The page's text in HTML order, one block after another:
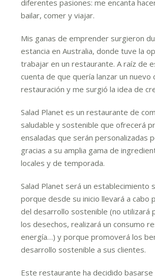
diferentes pasiones: me encanta
bailar, comer y viajar.
Mis ganas de emprender surgieron
estancia en Australia, donde tuve la
trabajar en un restaurante. A raíz de
cuenta de que quería lanzar un nuevo
restauración y me surgió la idea de
Salad Planet es un restaurante de
saludable y sostenible que ofrecerá
ensaladas que serán personalizadas
gracias a su amplia gama de
locales y de temporada.
Salad Planet será un establecimiento
porque desde su inicio llevará a cabo
del desarrollo sostenible (no utilizará
los desechos, realizará un consumo
energía…) y porque promoverá los
desarrollo sostenible a sus clientes.
Este restaurante ha decidido basarse